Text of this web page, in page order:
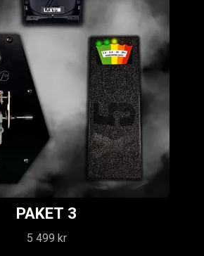
PAKET 3
5 499 kr